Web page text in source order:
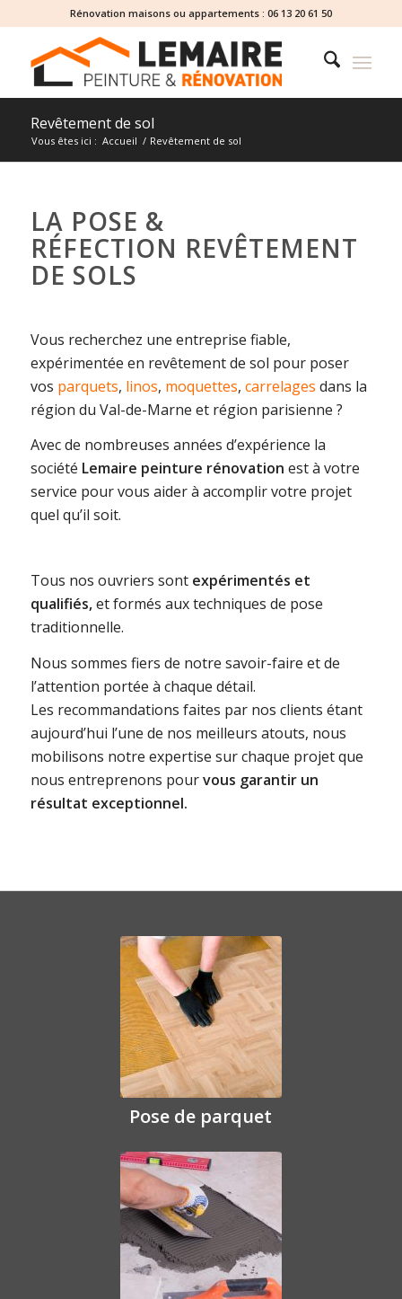
Rénovation maisons ou appartements : 06 13 20 61 50
Revêtement de sol
Vous êtes ici : Accueil / Revêtement de sol
LA POSE &
RÉFECTION REVÊTEMENT
DE SOLS
Vous recherchez une entreprise fiable,
expérimentée en revêtement de sol pour poser
vos parquets, linos, moquettes, carrelages dans la
région du Val-de-Marne et région parisienne ?
Avec de nombreuses années d’expérience la
société Lemaire peinture rénovation est à votre
service pour vous aider à accomplir votre projet
quel qu’il soit.
Tous nos ouvriers sont expérimentés et
qualifiés,et formés aux techniques de pose
traditionnelle.
Nous sommes fiers de notre savoir-faire et de
l’attention portée à chaque détail.
Les recommandations faites par nos clients étant
aujourd’hui l’une de nos meilleurs atouts, nous
mobilisons notre expertise sur chaque projet que
nous entreprenons pourvous garantir un
résultat exceptionnel.
Pose de parquet